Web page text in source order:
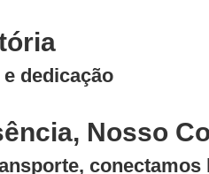
dedicação
Nosso